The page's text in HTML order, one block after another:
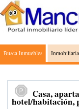
Busca Inmuebles
Casa,
hotel/habitación,